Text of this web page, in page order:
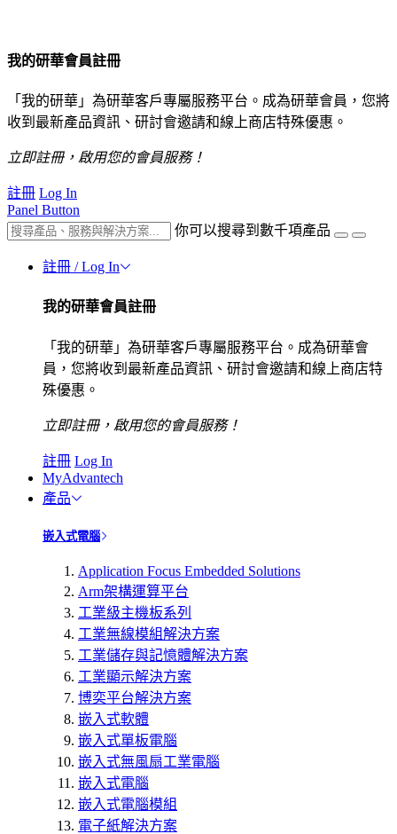
我的研華會員註冊
「我的研華」為研華客戶專屬服務平台。成為研華會員，您將
收到最新產品資訊、研討會邀請和線上商店特殊優惠。
立即註冊，啟用您的會員服務！
註冊 Log In
Panel Button
你可以搜尋到數千項產品
註冊 / Log In
我的研華會員註冊
「我的研華」為研華客戶專屬服務平台。成為研華會
員，您將收到最新產品資訊、研討會邀請和線上商店特
殊優惠。
立即註冊，啟用您的會員服務！
註冊 Log In
MyAdvantech
產品
嵌入式電腦
Application Focus Embedded Solutions
Arm架構運算平台
工業級主機板系列
工業無線模組解決方案
工業儲存與記憶體解決方案
工業顯示解決方案
博奕平台解決方案
嵌入式軟體
嵌入式單板電腦
嵌入式無風扇工業電腦
嵌入式電腦
嵌入式電腦模組
電子紙解決方案